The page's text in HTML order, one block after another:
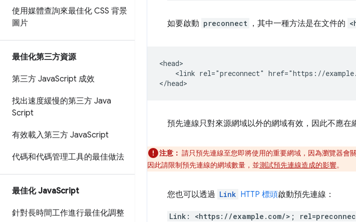
使用媒體查詢來最佳化 CSS 背景
圖片
最佳化第三方資源
第三方 JavaScript 成效
找出速度緩慢的第三方 Java
Script
有效載入第三方 JavaScript
代碼和代碼管理工具的最佳做法
最佳化 JavaScript
針對長時間工作進行最佳化調整
如要啟動 preconnect ，其中一種方法是在文件的
<head>
<link rel="preconnect" href="https://
預先連線只對來源網域以外的網域有效，因此不應在
注意： 請只預先連線至您即將使用的重要網域，因為瀏覽器會
因此請限制預先連線的網域數量，並測試預先連線造成的影響。
您也可以透過 Link HTTP 標頭啟動預先連線：
Link: <https://example.com/>;